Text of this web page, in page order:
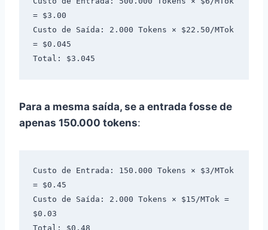
= $3.00
Custo de Saída: 2.000 Tokens × $22.50/MTok
= $0.045
Para a mesma saída, se a entrada fosse de
apenas 150.000 tokens:
Custo de Entrada: 150.000 Tokens × $3/MTok
= $0.45
Custo de Saída: 2.000 Tokens × $15/MTok =
$0.03